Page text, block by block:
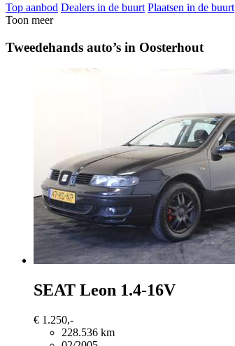
Top aanbod Dealers in de buurt Plaatsen in de buurt
Toon meer
Tweedehands auto’s in Oosterhout
SEAT Leon 1.4-16V
€ 1.250,-
228.536 km